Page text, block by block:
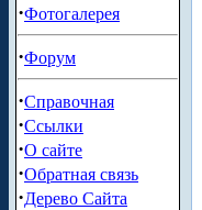
·Фотогалерея
·Форум
·Справочная
·Ссылки
·О сайте
·Обратная связь
·Дерево Сайта